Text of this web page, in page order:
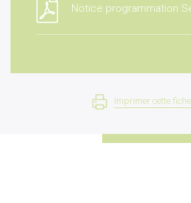
Notice programmation
Imprimer cette